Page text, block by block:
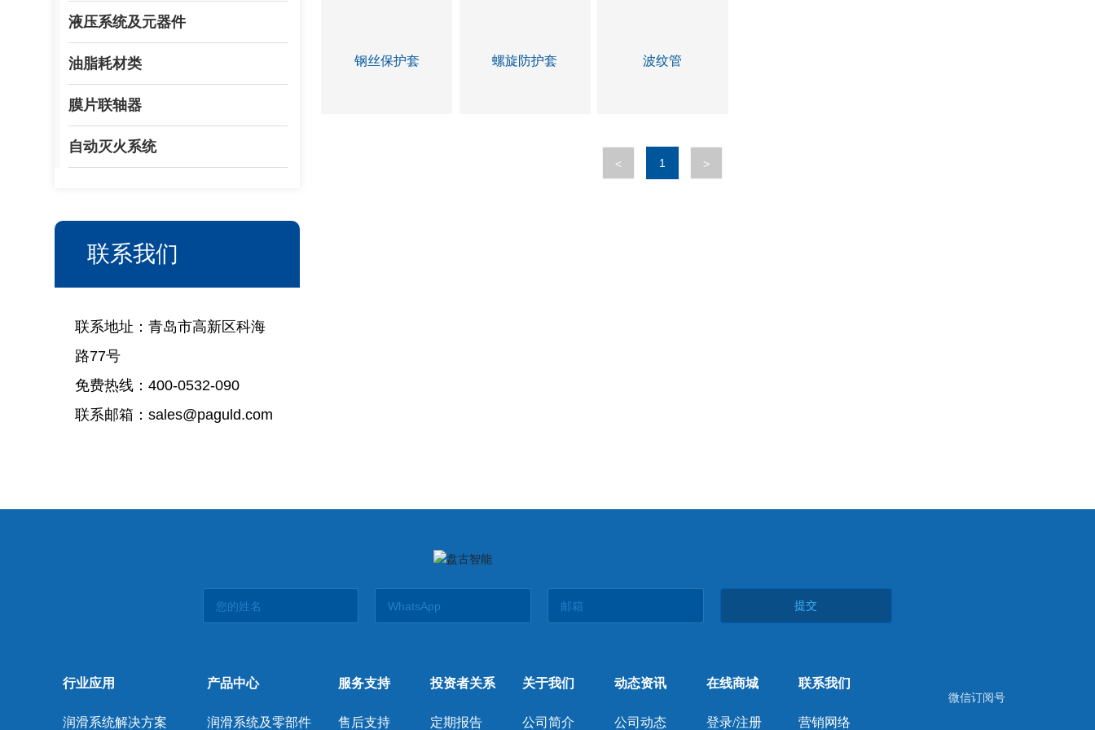
液压系统及元器件
油脂耗材类
膜片联轴器
自动灭火系统
联系我们
联系地址：青岛市高新区科海
路77号
免费热线：400-0532-090
联系邮箱：sales@paguld.com
钢丝保护套 螺旋防护套 波纹管
< 1 >
提交
行业应用
润滑系统解决方案
产品中心
润滑系统及零部件
服务支持
售后支持
投资者关系
定期报告
关于我们
公司简介
动态资讯
公司动态
在线商城
登录/注册
联系我们
营销网络
微信订阅号